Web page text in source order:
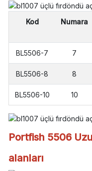
Kod Numara
BL5506-7 7
BL5506-8 8
BL5506-10 10
Portfish 5506
alanları